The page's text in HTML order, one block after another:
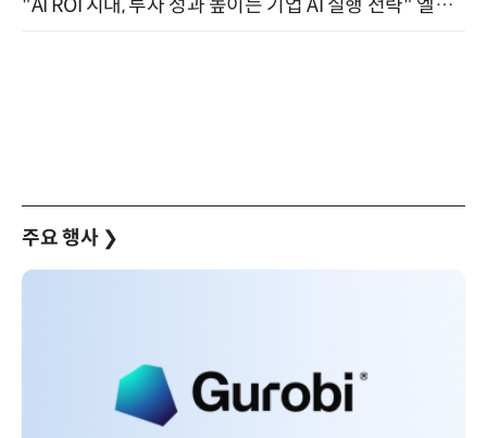
"AI ROI 시대, 투자 성과 높이는 기업 AI 실행 전략" 엘타워 6층 (9월 18일)
주요 행사 ❯